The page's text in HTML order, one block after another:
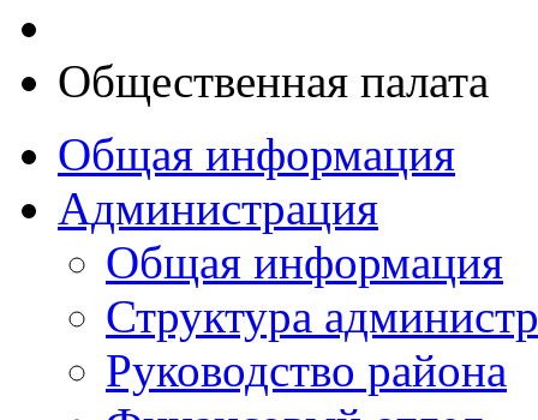
Общественная палата
Общая информация
Администрация
Общая информация
Структура
Руководство района